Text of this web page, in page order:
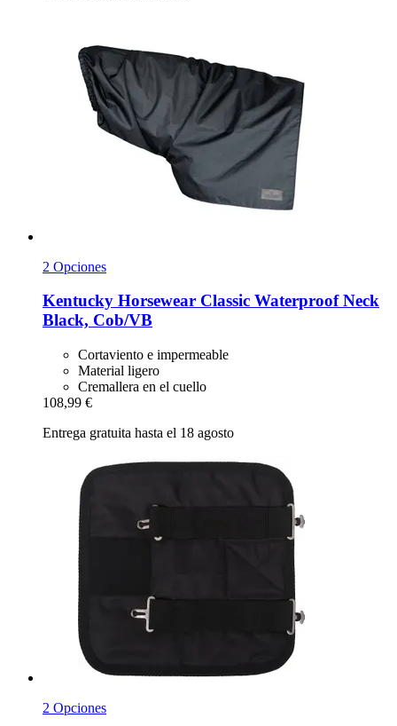
2 Opciones
Kentucky Horsewear Classic Waterproof Neck
Black, Cob/VB
Cortaviento e impermeable
Material ligero
Cremallera en el cuello
108,99 €
Entrega gratuita hasta el 18 agosto
2 Opciones